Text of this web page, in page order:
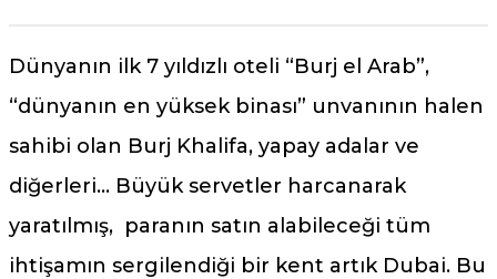
Dünyanın ilk 7 yıldızlı oteli “Burj el Arab”,
“dünyanın en yüksek binası” unvanının halen
sahibi olan Burj Khalifa, yapay adalar ve
diğerleri… Büyük servetler harcanarak
yaratılmış, paranın satın alabileceği tüm
ihtişamın sergilendiği bir kent artık Dubai. Bu